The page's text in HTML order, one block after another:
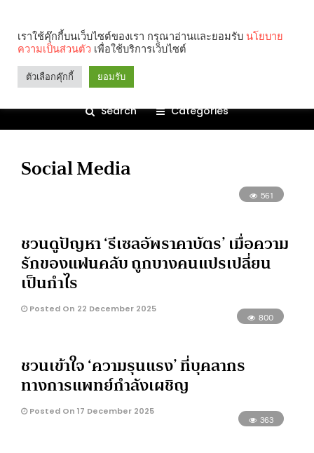
Search Categories
Social Media
561
ชวนดูปัญหา ‘รีเซลอัพราคาบัตร’ เมื่อความ
รักของแฟนคลับ ถูกบางคนแปรเปลี่ยน
เป็นกำไร
Posted On 22 December 2025
800
ชวนเข้าใจ ‘ความรุนแรง’ ที่บุคลากร
ทางการแพทย์กำลังเผชิญ
Posted On 17 December 2025
363
เราใช้คุ๊กกี้บนเว็บไซต์ของเรา กรุณาอ่านและยอมรับ นโยบาย
ความเป็นส่วนตัว เพื่อใช้บริการเว็บไซต์
ตัวเลือกคุ๊กกี้ ยอมรับ